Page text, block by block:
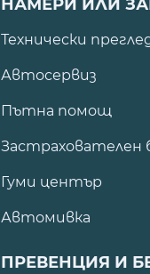
НАМЕРИ ИЛИ
Технически
Автосервиз
Пътна помощ
Застрахователен
Гуми център
Автомивка
ПРЕВЕНЦИЯ И